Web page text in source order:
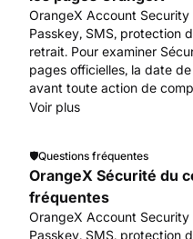
OrangeX Account
Passkey, SMS, protection
retrait. Pour examiner
pages officielles, la date
avant toute action de
www.orangex.com.
Voir plus
🛡️Questions fréquentes
OrangeX Sécurité du
fréquentes
OrangeX Account
Passkey, SMS, protection